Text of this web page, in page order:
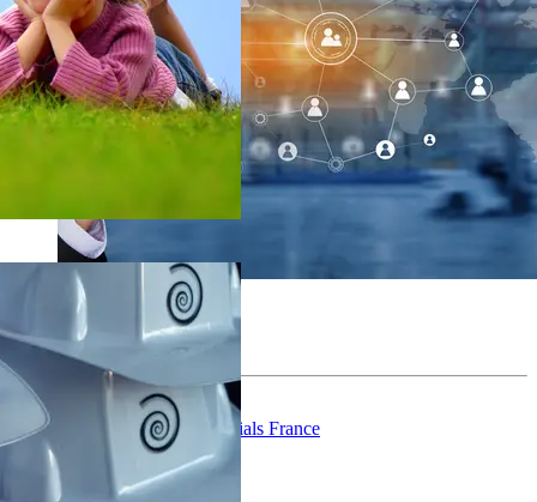
Fotolia
Socli pour l'export
Column 1
Heidelberg Materials France
Ciments
Granulats
Béton